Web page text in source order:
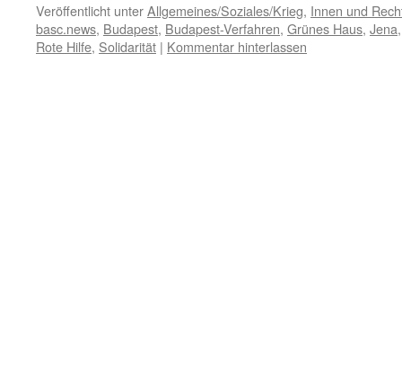
Veröffentlicht unterAllgemeines/Soziales/Krieg, Innen und
basc.news, Budapest, Budapest-Verfahren, Grünes Haus, Jena
Rote Hilfe, Solidarität | Kommentar hinterlassen